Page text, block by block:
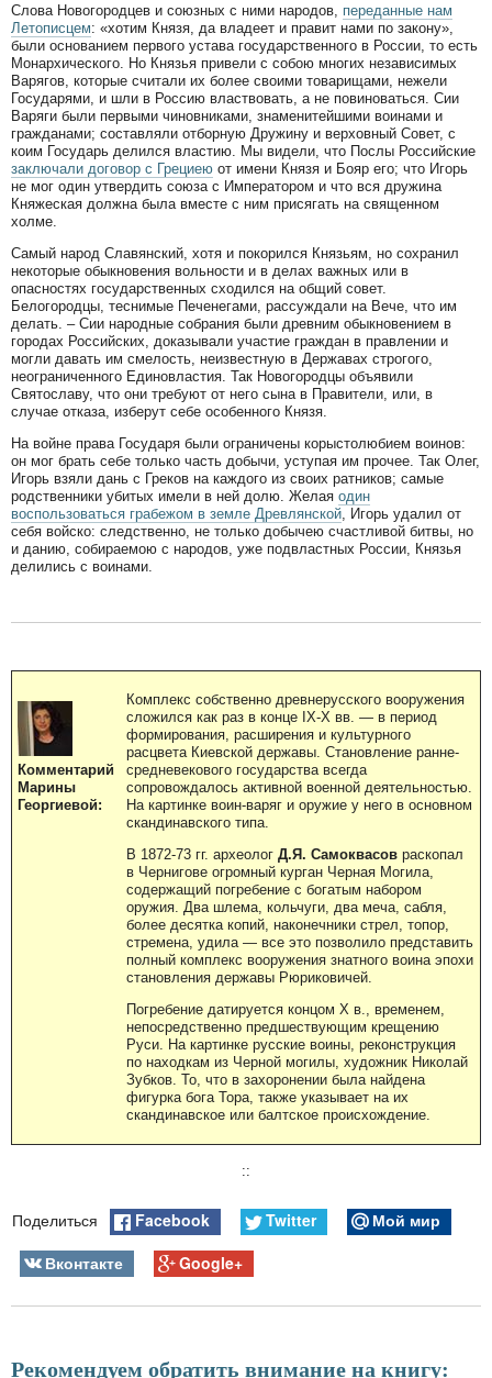
Слова Новогородцев и союзных с ними народов, переданные нам
Летописцем: «хотим Князя, да владеет и правит нами по закону»,
были основанием первого устава государственного в России, то есть
Монархического. Но Князья привели с собою многих независимых
Варягов, которые считали их более своими товарищами, нежели
Государями, и шли в Россию властвовать, а не повиноваться. Сии
Варяги были первыми чиновниками, знаменитейшими воинами и
гражданами; составляли отборную Дружину и верховный Совет, с
коим Государь делился властию. Мы видели, что Послы Российские
заключали договор с Грециею от имени Князя и Бояр его; что Игорь
не мог один утвердить союза с Императором и что вся дружина
Княжеская должна была вместе с ним присягать на священном
холме.
Самый народ Славянский, хотя и покорился Князьям, но сохранил
некоторые обыкновения вольности и в делах важных или в
опасностях государственных сходился на общий совет.
Белогородцы, теснимые Печенегами, рассуждали на Вече, что им
делать. – Сии народные собрания были древним обыкновением в
городах Российских, доказывали участие граждан в правлении и
могли давать им смелость, неизвестную в Державах строгого,
неограниченного Единовластия. Так Новогородцы объявили
Святославу, что они требуют от него сына в Правители, или, в
случае отказа, изберут себе особенного Князя.
На войне права Государя были ограничены корыстолюбием воинов:
он мог брать себе только часть добычи, уступая им прочее. Так Олег,
Игорь взяли дань с Греков на каждого из своих ратников; самые
родственники убитых имели в ней долю. Желая один
воспользоваться грабежом в земле Древлянской , Игорь удалил от
себя войско: следственно, не только добычею счастливой битвы, но
и данию, собираемою с народов, уже подвластных России, Князья
делились с воинами.
Комментарий
Марины
Георгиевой:
Комплекс собственно древнерусского вооружения
сложился как раз в конце IХ-Х вв. — в период
формирования, расширения и культурного
расцвета Киевской державы. Становление ранне-
средневекового государства всегда
сопровождалось активной военной деятельностью.
На картинке воин-варяг и оружие у него в основном
скандинавского типа.
В 1872-73 гг. археолог Д.Я. Самоквасов раскопал
в Чернигове огромный курган Черная Могила,
содержащий погребение с богатым набором
оружия. Два шлема, кольчуги, два меча, сабля,
более десятка копий, наконечники стрел, топор,
стремена, удила — все это позволило представить
полный комплекс вооружения знатного воина эпохи
становления державы Рюриковичей.
Погребение датируется концом X в., временем,
непосредственно предшествующим крещению
Руси. На картинке русские воины, реконструкция
по находкам из Черной могилы, художник Николай
Зубков. То, что в захоронении была найдена
фигурка бога Тора, также указывает на их
скандинавское или балтское происхождение.
::
Поделиться Facebook Twitter
Мой мир
Вконтакте
Google+
Рекомендуем обратить внимание на книгу: